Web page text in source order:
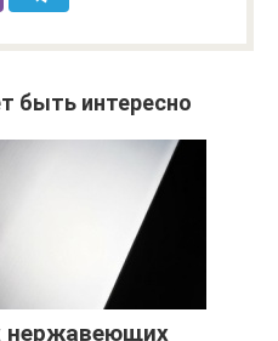
быть интересно
нержавеющих